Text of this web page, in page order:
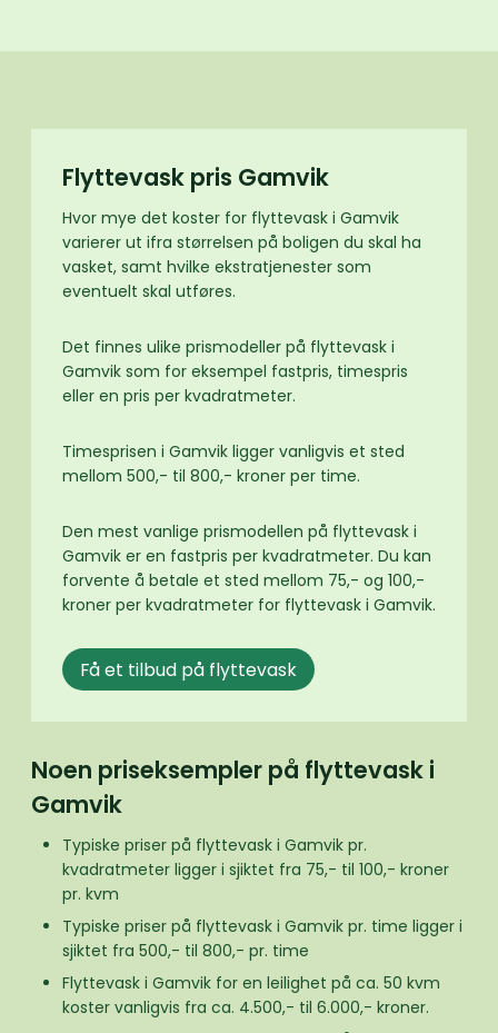
Flyttevask pris Gamvik
Hvor mye det koster for flyttevask i Gamvik
varierer ut ifra størrelsen på boligen du skal ha
vasket, samt hvilke ekstratjenester som
eventuelt skal utføres.
Det finnes ulike prismodeller på flyttevask i
Gamvik som for eksempel fastpris, timespris
eller en pris per kvadratmeter.
Timesprisen i Gamvik ligger vanligvis et sted
mellom 500,- til 800,- kroner per time.
Den mest vanlige prismodellen på flyttevask i
Gamvik er en fastpris per kvadratmeter. Du kan
forvente å betale et sted mellom 75,- og 100,-
kroner per kvadratmeter for flyttevask i Gamvik.
Få et tilbud på flyttevask
Noen priseksempler på flyttevask i
Gamvik
Typiske priser på flyttevask i Gamvik pr.
kvadratmeter ligger i sjiktet fra 75,- til 100,- kroner
pr. kvm
Typiske priser på flyttevask i Gamvik pr. time ligger i
sjiktet fra 500,- til 800,- pr. time
Flyttevask i Gamvik for en leilighet på ca. 50 kvm
koster vanligvis fra ca. 4.500,- til 6.000,- kroner.